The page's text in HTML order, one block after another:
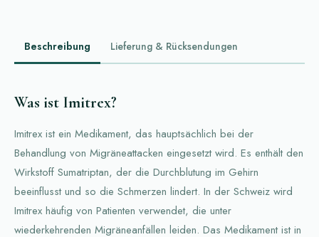
Beschreibung Lieferung & Rücksendungen
Was ist Imitrex?
Imitrex ist ein Medikament, das hauptsächlich bei der
Behandlung von Migräneattacken eingesetzt wird. Es enthält den
Wirkstoff Sumatriptan, der die Durchblutung im Gehirn
beeinflusst und so die Schmerzen lindert. In der Schweiz wird
Imitrex häufig von Patienten verwendet, die unter
wiederkehrenden Migräneanfällen leiden. Das Medikament ist in